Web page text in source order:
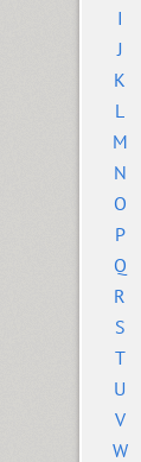
I
J
K
L
M
N
O
P
Q
R
S
T
U
V
W